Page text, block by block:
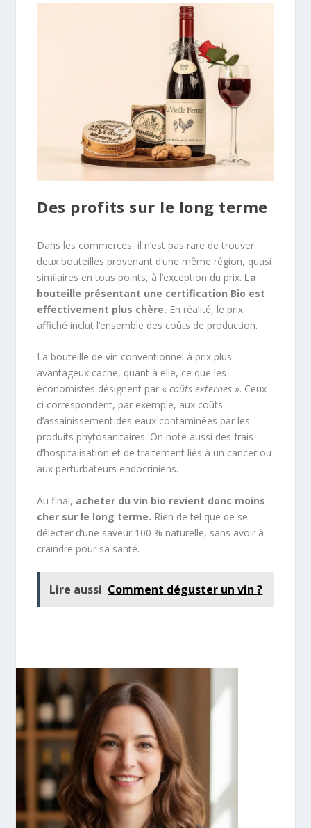
Des profits sur le long terme
Dans les commerces, il n’est pas rare de trouver
deux bouteilles provenant d’une même région, quasi
similaires en tous points, à l’exception du prix. La
bouteille présentant une certification Bio est
effectivement plus chère. En réalité, le prix
affiché inclut l’ensemble des coûts de production.
La bouteille de vin conventionnel à prix plus
avantageux cache, quant à elle, ce que les
économistes désignent par «coûts externes ». Ceux-
ci correspondent, par exemple, aux coûts
d’assainissement des eaux contaminées par les
produits phytosanitaires. On note aussi des frais
d’hospitalisation et de traitement liés à un cancer ou
aux perturbateurs endocriniens.
Au final, acheter du vin bio revient donc moins
cher sur le long terme. Rien de tel que de se
délecter d’une saveur 100 % naturelle, sans avoir à
craindre pour sa santé.
Lire aussi Comment déguster un vin ?